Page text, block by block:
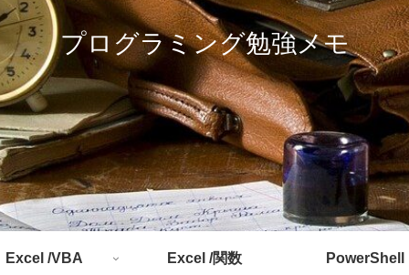
プログラミング勉強メモ
Excel /VBA Excel /関数 PowerShell